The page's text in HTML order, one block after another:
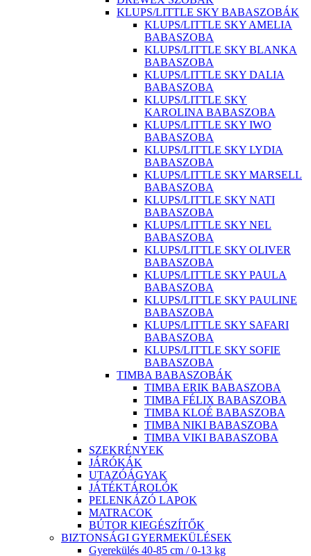
KLUPS/LITTLE SKY BABASZOBÁK
KLUPS/LITTLE SKY AMELIA
BABASZOBA
KLUPS/LITTLE SKY BLANKA
BABASZOBA
KLUPS/LITTLE SKY DALIA
BABASZOBA
KLUPS/LITTLE SKY
KAROLINA BABASZOBA
KLUPS/LITTLE SKY IWO
BABASZOBA
KLUPS/LITTLE SKY LYDIA
BABASZOBA
KLUPS/LITTLE SKY MARSELL
BABASZOBA
KLUPS/LITTLE SKY NATI
BABASZOBA
KLUPS/LITTLE SKY NEL
BABASZOBA
KLUPS/LITTLE SKY OLIVER
BABASZOBA
KLUPS/LITTLE SKY PAULA
BABASZOBA
KLUPS/LITTLE SKY PAULINE
BABASZOBA
KLUPS/LITTLE SKY SAFARI
BABASZOBA
KLUPS/LITTLE SKY SOFIE
BABASZOBA
TIMBA BABASZOBÁK
TIMBA ERIK BABASZOBA
TIMBA FÉLIX BABASZOBA
TIMBA KLOÉ BABASZOBA
TIMBA NIKI BABASZOBA
TIMBA VIKI BABASZOBA
SZEKRÉNYEK
JÁRÓKÁK
UTAZÓÁGYAK
JÁTÉKTÁROLÓK
PELENKÁZÓ LAPOK
MATRACOK
BÚTOR KIEGÉSZÍTŐK
BIZTONSÁGI GYERMEKÜLÉSEK
Gyerekülés 40-85 cm / 0-13 kg